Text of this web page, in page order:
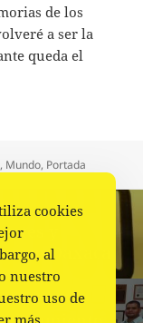
de los
a ser la
queda el
, Mundo, Portada
y
en Oaxaca
cookies
al
nuestro
uso de
más